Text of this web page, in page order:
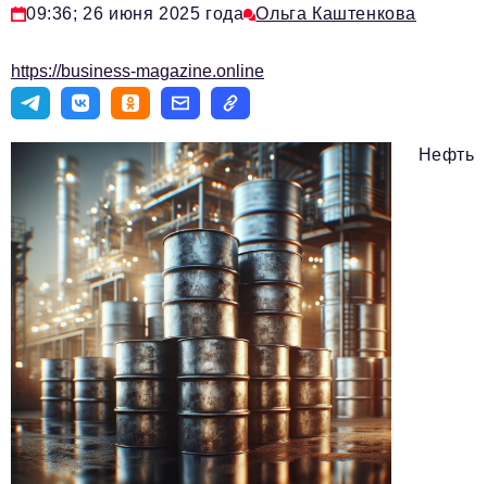
Туризм
Мероприятия
Видео
Телефон редакции:+7 495 727-01-67
Электронные почты редакции:
Информационный отдел
info@business-magazine.online
Отдел рекламы
reklama@business-magazine.online
Отдел распространения/редакционная подписка
podpiska@business-magazine.online
Отдел по работе с партнерами
09:36; 26 июня 2025 года Ольга Каштенкова
https://business-magazine.online
Нефть